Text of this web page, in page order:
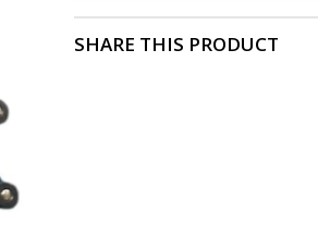
SHARE THIS PRODUCT